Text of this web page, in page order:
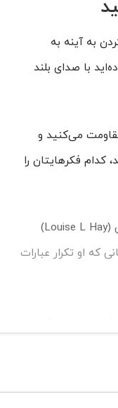
به آینه به‌
با صدای بلند
می‌کنید و
فکرهایتان را
کار با آینه نگاه کردن عمیق به چشم‌هایتان و تکرار عبارات تأکیدی مثبت مؤثرترین روشی است که لوئیز ال هی (Louise L Hay)
که او تکرار عبارات
درون سرتان
به‌ نفس و عزت‌